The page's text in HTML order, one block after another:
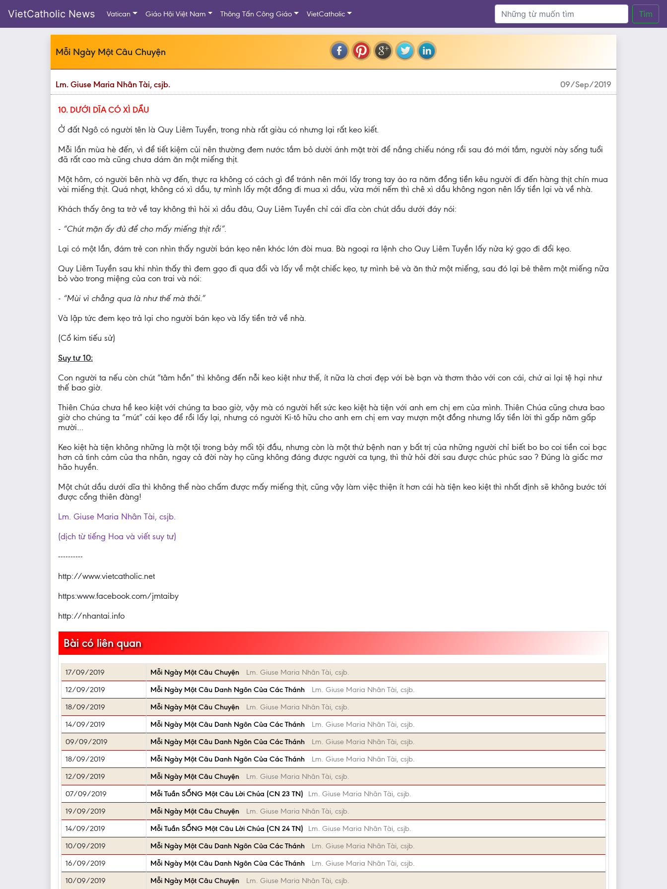
VietCatholic News Vatican Giáo Hội Việt Nam Thông Tấn Công Giáo VietCatholic Tìm
Mỗi Ngày Một Câu Chuyện
Lm. Giuse Maria Nhân Tài, csjb. 09/Sep/2019
10. DƯỚI DĨA CÓ XÌ DẦU
Ở đất Ngô có người tên là Quy Liêm Tuyền, trong nhà rất giàu có nhưng lại rất keo kiết.
Mỗi lần mùa hè đến, vì để tiết kiệm củi nên thường đem nước tắm bỏ dười ánh mặt trời để nắng chiếu nóng rồi sau đó mới tắm, người này sống tuổi
đã rất cao mà cũng chưa dám ăn một miếng thịt.
Một hôm, có người bên nhà vợ đến, thực ra không có cách gì để tránh nên mới lấy trong tay áo ra năm đồng tiền kêu người đi đến hàng thịt chín mua
vài miếng thịt. Quá nhạt, không có xì dầu, tự mình lấy một đồng đi mua xì dầu, vừa mới nếm thì chê xì dầu không ngon nên lấy tiền lại và về nhà.
Khách thấy ông ta trở về tay không thì hỏi xì dầu đâu, Quy Liêm Tuyền chỉ cái dĩa còn chút dầu dưới đáy nói:
- “Chút mặn ấy đủ để cho mấy miếng thịt rồi”.
Lại có một lần, đám trẻ con nhìn thấy người bán kẹo nên khóc lớn đòi mua. Bà ngoại ra lệnh cho Quy Liêm Tuyền lấy nửa ký gạo đi đổi kẹo.
Quy Liêm Tuyền sau khi nhìn thấy thì đem gạo đi qua đổi và lấy về một chiếc kẹo, tự mình bẻ và ăn thử một miếng, sau đó lại bẻ thêm một miếng nữa
bỏ vào trong miệng của con trai và nói:
- “Mùi vì chẳng qua là như thế mà thôi.”
Và lập tức đem kẹo trả lại cho người bán kẹo và lấy tiền trở về nhà.
(Cổ kim tiếu sử)
Suy tư 10:
Con người ta nếu còn chút “tâm hồn” thì không đến nỗi keo kiệt như thế, ít nữa là chơi đẹp với bè bạn và thơm thảo với con cái, chứ ai lại tệ hại như
thế bao giờ.
Thiên Chúa chưa hề keo kiệt với chúng ta bao giờ, vậy mà có người hết sức keo kiệt hà tiện với anh em chị em của mình. Thiên Chúa cũng chưa bao
giờ cho chúng ta “mút” cái kẹo để rồi lấy lại, nhưng có người Ki-tô hữu cho anh em chị em vay mượn một đồng nhưng lấy tiền lời thì gấp năm gấp
mười…
Keo kiệt hà tiện không những là một tội trong bảy mối tội đầu, nhưng còn là một thứ bệnh nan y bất trị của những người chỉ biết bo bo coi tiền coi bạc
hơn cả tình cảm của tha nhân, ngay cả đời này họ cũng không đáng được người ca tụng, thì thử hỏi đời sau được chúc phúc sao ? Đúng là giấc mơ
hão huyền.
Một chút dầu dưới dĩa thì không thể nào chấm được mấy miếng thịt, cũng vậy làm việc thiện ít hơn cái hà tiện keo kiệt thì nhất định sẽ không bước tới
được cổng thiên đàng!
Lm. Giuse Maria Nhân Tài, csjb.
(dịch từ tiếng Hoa và viết suy tư)
----------
http://www.vietcatholic.net
https:www.facebook.com/jmtaiby
http://nhantai.info
Bài có liên quan
17/09/2019 Mỗi Ngày Một Câu Chuyện
Lm. Giuse Maria Nhân Tài, csjb.
12/09/2019
Mỗi Ngày Một Câu Danh Ngôn Của Các Thánh
Lm. Giuse Maria Nhân Tài, csjb.
18/09/2019
Mỗi Ngày Một Câu Chuyện
Lm. Giuse Maria Nhân Tài, csjb.
14/09/2019
Mỗi Ngày Một Câu Danh Ngôn Của Các Thánh
Lm. Giuse Maria Nhân Tài, csjb.
09/09/2019
Mỗi Ngày Một Câu Danh Ngôn Của Các Thánh
Lm. Giuse Maria Nhân Tài, csjb.
18/09/2019
Mỗi Ngày Một Câu Danh Ngôn Của Các Thánh
Lm. Giuse Maria Nhân Tài, csjb.
12/09/2019
Mỗi Ngày Một Câu Chuyện
Lm. Giuse Maria Nhân Tài, csjb.
07/09/2019
Mỗi Tuần SỐNG Một Câu Lời Chúa (CN 23 TN)
Lm. Giuse Maria Nhân Tài, csjb.
19/09/2019
Mỗi Ngày Một Câu Chuyện
Lm. Giuse Maria Nhân Tài, csjb.
14/09/2019
Mỗi Tuần SỐNG Một Câu Lời Chúa (CN 24 TN)
Lm. Giuse Maria Nhân Tài, csjb.
10/09/2019
Mỗi Ngày Một Câu Danh Ngôn Của Các Thánh
Lm. Giuse Maria Nhân Tài, csjb.
16/09/2019
Mỗi Ngày Một Câu Danh Ngôn Của Các Thánh
Lm. Giuse Maria Nhân Tài, csjb.
10/09/2019
Mỗi Ngày Một Câu Chuyện Lm. Giuse Maria Nhân Tài, csjb.